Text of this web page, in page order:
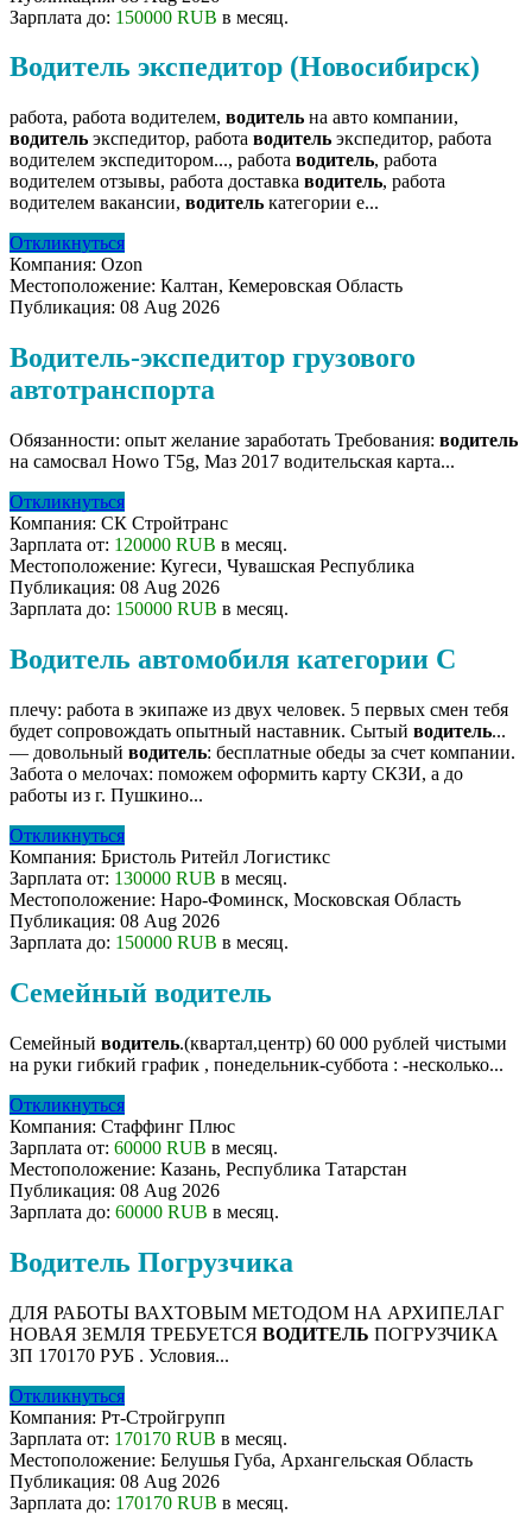
Зарплата до: 150000 RUB в месяц.
Водитель экспедитор (Новосибирск)
работа, работа водителем, водитель на авто компании,
водитель экспедитор, работа водитель экспедитор, работа
водителем экспедитором..., работа водитель, работа
водителем отзывы, работа доставка водитель, работа
водителем вакансии, водитель категории е...
Откликнуться
Компания: Ozon
Местоположение: Калтан, Кемеровская Область
Публикация: 08 Aug 2026
Водитель-экспедитор грузового
автотранспорта
Обязанности: опыт желание заработать Требования: водитель
на самосвал Howo T5g, Маз 2017 водительская карта...
Откликнуться
Компания: СК Стройтранс
Зарплата от: 120000 RUB в месяц.
Местоположение: Кугеси, Чувашская Республика
Публикация: 08 Aug 2026
Зарплата до: 150000 RUB в месяц.
Водитель автомобиля категории С
плечу: работа в экипаже из двух человек. 5 первых смен тебя
будет сопровождать опытный наставник. Сытый водитель...
— довольный водитель: бесплатные обеды за счет компании.
Забота о мелочах: поможем оформить карту СКЗИ, а до
работы из г. Пушкино...
Откликнуться
Компания: Бристоль Ритейл Логистикс
Зарплата от: 130000 RUB в месяц.
Местоположение: Наро-Фоминск, Московская Область
Публикация: 08 Aug 2026
Зарплата до: 150000 RUB в месяц.
Семейный водитель
Семейный водитель.(квартал,центр) 60 000 рублей чистыми
на руки гибкий график , понедельник-суббота : -несколько...
Откликнуться
Компания: Стаффинг Плюс
Зарплата от: 60000 RUB в месяц.
Местоположение: Казань, Республика Татарстан
Публикация: 08 Aug 2026
Зарплата до: 60000 RUB в месяц.
Водитель Погрузчика
ДЛЯ РАБОТЫ ВАХТОВЫМ МЕТОДОМ НА АРХИПЕЛАГ
НОВАЯ ЗЕМЛЯ ТРЕБУЕТСЯ ВОДИТЕЛЬ ПОГРУЗЧИКА
ЗП 170170 РУБ . Условия...
Откликнуться
Компания: Рт-Стройгрупп
Зарплата от: 170170 RUB в месяц.
Местоположение: Белушья Губа, Архангельская Область
Публикация: 08 Aug 2026
Зарплата до: 170170 RUB в месяц.